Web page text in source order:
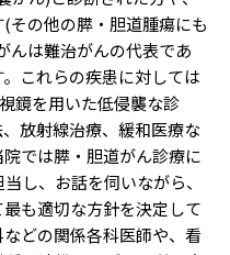
その他の膵・胆道腫瘍にも
んは難治がんの代表であ
これらの疾患に対しては
鏡を用いた低侵襲な診
放射線治療、緩和医療な
では膵・胆道がん診療に
し、お話を伺いながら、
も適切な方針を決定して
どの関係各科医師や、看